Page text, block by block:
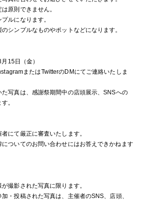
原則できません。
ルになります。
シンプルなものやポットなどになります。
15日（金）
またはTwitterのDMにてご連絡いたしま
写真は、感謝祭期間中の店頭展示、SNSへの
。
にて厳正に審査いたします。
ついてのお問い合わせにはお答えできかねます
撮影された写真に限ります。
加・投稿された写真は、主催者のSNS、店頭、